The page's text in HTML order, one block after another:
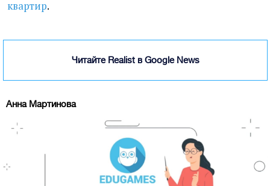
квартир.
Читайте Realist в Google News
Анна Мартинова